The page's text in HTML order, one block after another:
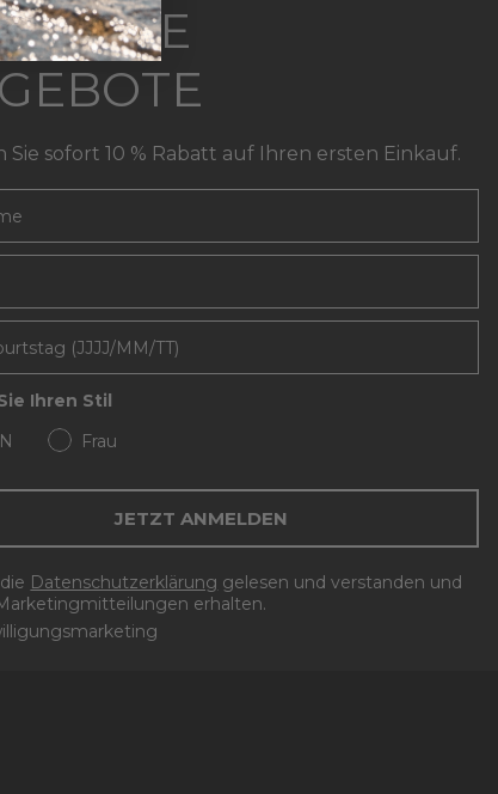
Sie sofort 10 % Rabatt auf Ihren ersten Einkauf.
Ihren Stil
Frau
JETZT ANMELDEN
Datenschutzerklärung gelesen und verstanden und
erhalten.